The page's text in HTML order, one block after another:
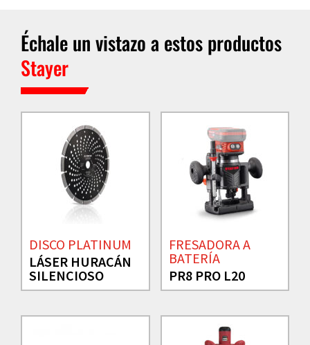
Échale un vistazo a estos productos
Stayer
DISCO PLATINUM
LÁSER HURACÁN
SILENCIOSO
FRESADORA A
BATERÍA
PR8 PRO L20